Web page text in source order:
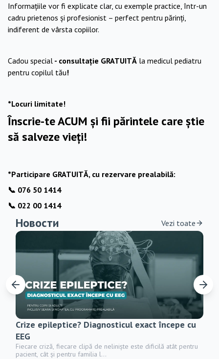
Informațiile vor fi explicate clar, cu exemple practice, într-un
cadru prietenos și profesionist – perfect pentru părinți,
indiferent de vârsta copiilor.
Cadou special - consultație GRATUITĂ la medicul pediatru
pentru copilul tău!
*Locuri limitate!
Înscrie-te ACUM și fii părintele care știe
să salveze vieți!
*Participare GRATUITĂ, cu rezervare prealabilă:
📞 076 50 1414
📞 022 00 1414
Новости Vezi toate
Crize epileptice? Diagnosticul exact începe cu
EEG
Fiecare criză, fiecare clipă de neliniște este dificilă atât pentru
pacient, cât și pentru familia l...